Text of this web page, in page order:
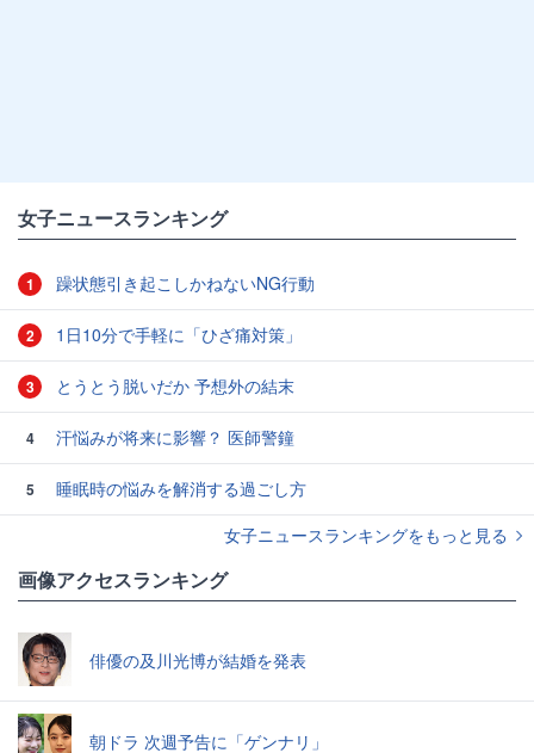
女子ニュースランキング
1 躁状態引き起こしかねないNG行動
2 1日10分で手軽に「ひざ痛対策」
3 とうとう脱いだか 予想外の結末
4 汗悩みが将来に影響？ 医師警鐘
5
睡眠時の悩みを解消する過ごし方
女子ニュースランキングをもっと見る
画像アクセスランキング
俳優の及川光博が結婚を発表
朝ドラ 次週予告に「ゲンナリ」